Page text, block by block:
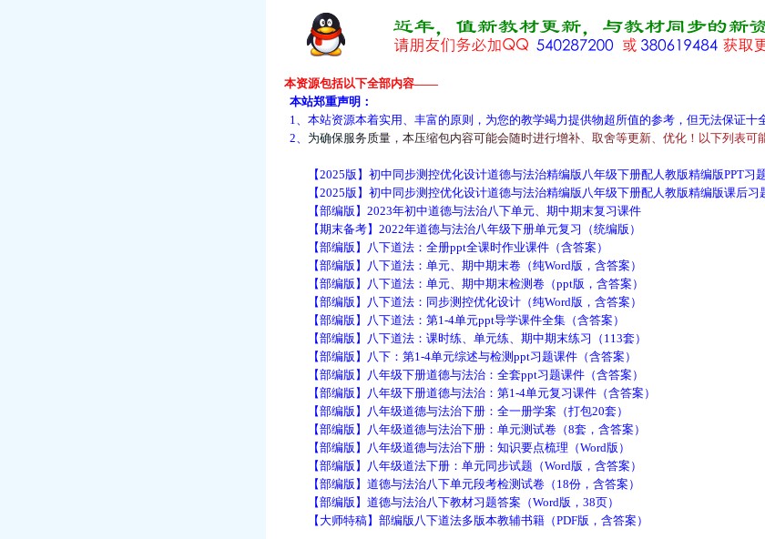
本资源包括以下全部内容——
本站郑重声明：
1、本站资源本着实用、丰富的原则，为您的教学竭力提供物超所值的参考，但无法保证十
2、 为确保服务质量 ， 本压缩包内容可能会随时进行增补、 取舍等更新、 优化 ！ 以下列 表可
【2025版】初中同步测控优化设计道德与法治精编版八年级下册配人教版精编版PPT习题
【2025版】初中同步测控优化设计道德与法治精编版八年级下册配人教版精编版课后习
【部编版】2023年初中道德与法治八下单元、期中期末复习课件
【期末备考】2022年道德与法治八年级下册单元复习（统编版）
【部编版】八下道法：全册ppt全课时作业课件（含答案）
【部编版】八下道法：单元、期中期末卷（纯Word版，含答案）
【部编版】八下道法：单元、期中期末检测卷（ppt版，含答案）
【部编版】八下道法：同步测控优化设计（纯Word版，含答案）
【部编版】八下道法：第1-4单元ppt导学课件全集（含答案）
【部编版】八下道法：课时练、单元练、期中期末练习（113套）
【部编版】八下：第1-4单元综述与检测ppt习题课件（含答案）
【部编版】八年级下册道德与法治：全套ppt习题课件（含答案）
【部编版】八年级下册道德与法治：第1-4单元复习课件（含答案）
【部编版】八年级道德与法治下册：全一册学案（打包20套）
【部编版】八年级道德与法治下册：单元测试卷（8套，含答案）
【部编版】八年级道德与法治下册：知识要点梳理（Word版）
【部编版】八年级道法下册：单元同步试题（Word版，含答案）
【部编版】道德与法治八下单元段考检测试卷（18份，含答案）
【部编版】道德与法治八下教材习题答案（Word版，38页）
【大师特稿】部编版八下道法多版本教辅书籍（PDF版，含答案）